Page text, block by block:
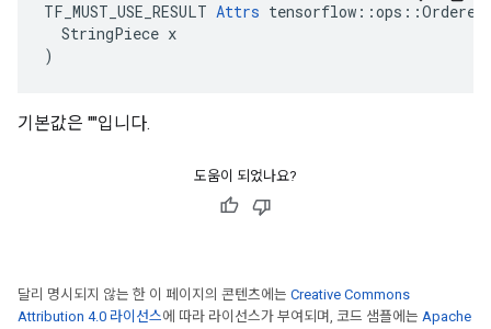
TF_MUST_USE_RESULT Attrs
  StringPiece x
)
기본값은 ""입니다.
도움이 되었나요?
달리 명시되지 않는 한 이 페이지의 콘텐츠에는 Creative Commons
Attribution 4.0 라이선스에 따라 라이선스가 부여되며, 코드 샘플에는 Apache